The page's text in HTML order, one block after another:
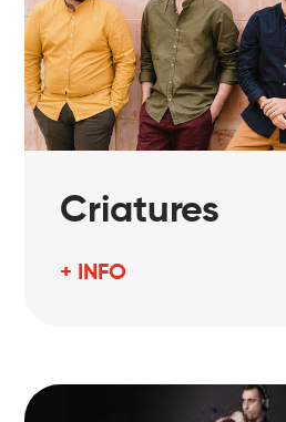
Criatures
+ INFO